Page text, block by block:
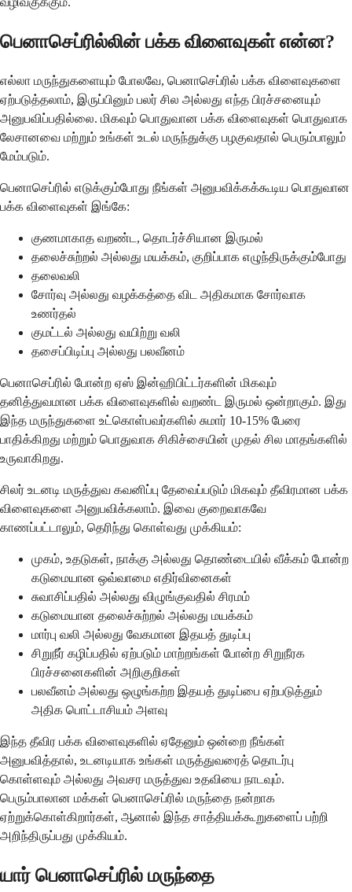
பெனாசெப்ரில்லின் பக்க விளைவுகள் என்ன?
எல்லா மருந்துகளையும் போலவே, பெனாசெப்ரில் பக்க விளைவுகளை
ஏற்படுத்தலாம், இருப்பினும் பலர் சில அல்லது எந்த பிரச்சனையும்
அனுபவிப்பதில்லை. மிகவும் பொதுவான பக்க விளைவுகள் பொதுவாக
லேசானவை மற்றும் உங்கள் உடல் மருந்துக்கு பழகுவதால் பெரும்பாலும்
மேம்படும்.
பெனாசெப்ரில் எடுக்கும்போது நீங்கள் அனுபவிக்கக்கூடிய பொதுவான
பக்க விளைவுகள் இங்கே:
குணமாகாத வறண்ட, தொடர்ச்சியான இருமல்
தலைச்சுற்றல் அல்லது மயக்கம், குறிப்பாக எழுந்திருக்கும்போது
தலைவலி
சோர்வு அல்லது வழக்கத்தை விட அதிகமாக சோர்வாக
உணர்தல்
குமட்டல் அல்லது வயிற்று வலி
தசைப்பிடிப்பு அல்லது பலவீனம்
பெனாசெப்ரில் போன்ற ஏஸ் இன்ஹிபிட்டர்களின் மிகவும்
தனித்துவமான பக்க விளைவுகளில் வறண்ட இருமல் ஒன்றாகும். இது
இந்த மருந்துகளை உட்கொள்பவர்களில் சுமார் 10-15% பேரை
பாதிக்கிறது மற்றும் பொதுவாக சிகிச்சையின் முதல் சில மாதங்களில்
உருவாகிறது.
சிலர் உடனடி மருத்துவ கவனிப்பு தேவைப்படும் மிகவும் தீவிரமான பக்க
விளைவுகளை அனுபவிக்கலாம். இவை குறைவாகவே
காணப்பட்டாலும், தெரிந்து கொள்வது முக்கியம்:
முகம், உதடுகள், நாக்கு அல்லது தொண்டையில் வீக்கம் போன்ற
கடுமையான ஒவ்வாமை எதிர்வினைகள்
சுவாசிப்பதில் அல்லது விழுங்குவதில் சிரமம்
கடுமையான தலைச்சுற்றல் அல்லது மயக்கம்
மார்பு வலி அல்லது வேகமான இதயத் துடிப்பு
சிறுநீர் கழிப்பதில் ஏற்படும் மாற்றங்கள் போன்ற சிறுநீரக
பிரச்சனைகளின் அறிகுறிகள்
பலவீனம் அல்லது ஒழுங்கற்ற இதயத் துடிப்பை ஏற்படுத்தும்
அதிக பொட்டாசியம் அளவு
இந்த தீவிர பக்க விளைவுகளில் ஏதேனும் ஒன்றை நீங்கள்
அனுபவித்தால், உடனடியாக உங்கள் மருத்துவரைத் தொடர்பு
கொள்ளவும் அல்லது அவசர மருத்துவ உதவியை நாடவும்.
பெரும்பாலான மக்கள் பெனாசெப்ரில் மருந்தை நன்றாக
ஏற்றுக்கொள்கிறார்கள், ஆனால் இந்த சாத்தியக்கூறுகளைப் பற்றி
அறிந்திருப்பது முக்கியம்.
யார் பெனாசெப்ரில் மருந்தை